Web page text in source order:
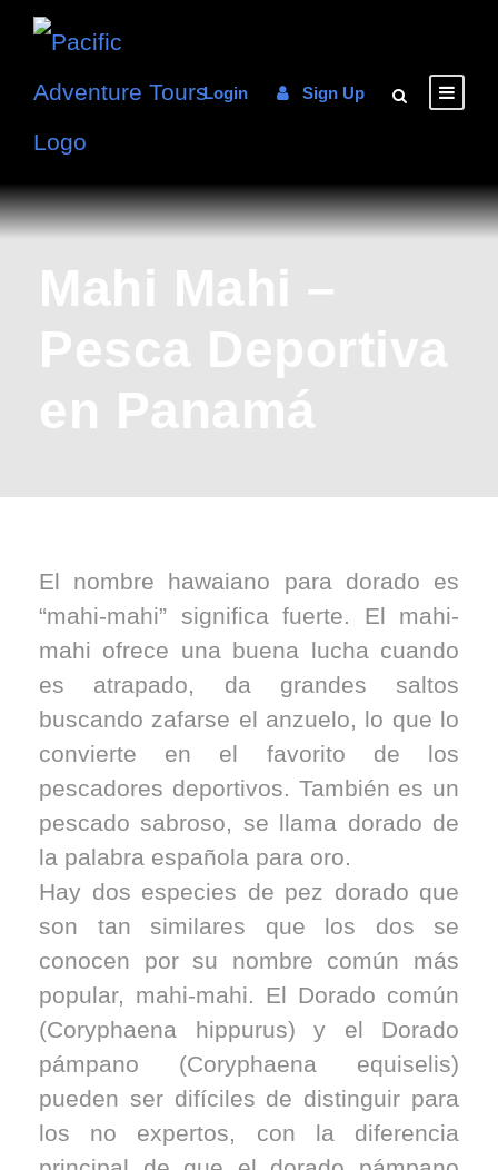
Login Sign Up
Mahi Mahi –
Pesca Deportiva
en Panamá
El nombre hawaiano para dorado es
“mahi-mahi” significa fuerte. El mahi-
mahi ofrece una buena lucha cuando
es atrapado, da grandes saltos
buscando zafarse el anzuelo, lo que lo
convierte en el favorito de los
pescadores deportivos. También es un
pescado sabroso, se llama dorado de
la palabra española para oro.
Hay dos especies de pez dorado que
son tan similares que los dos se
conocen por su nombre común más
popular, mahi-mahi. El Dorado común
(Coryphaena hippurus) y el Dorado
pámpano (Coryphaena equiselis)
pueden ser difíciles de distinguir para
los no expertos, con la diferencia